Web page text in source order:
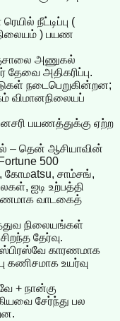
நீட்டிப்பு (
) பயண
அணுகல்
தேவை அதிகரிப்பு.
நடைபெறுகின்றன;
விமானநிலையப்
பயணத்துக்கு ஏற்ற
– தென் ஆசியாவின்
500
கோமatsu, சாம்சங்,
ஐடி உற்பத்தி
வாடகைத்
நிலையங்கள்
தேர்வு.
காரணமாக
கணிசமாக உயர்வு
+ நான்கு
சேர்ந்து பல